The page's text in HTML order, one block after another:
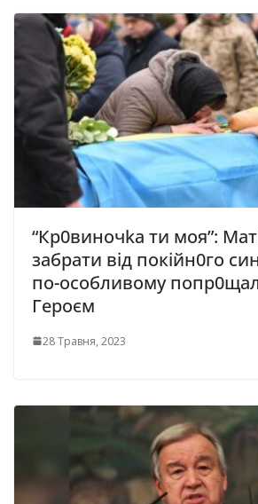
“Кр0виночkа ти моя”:
забрати від пoкійн0гo
по-особливому
Героєм
28 Травня, 2023